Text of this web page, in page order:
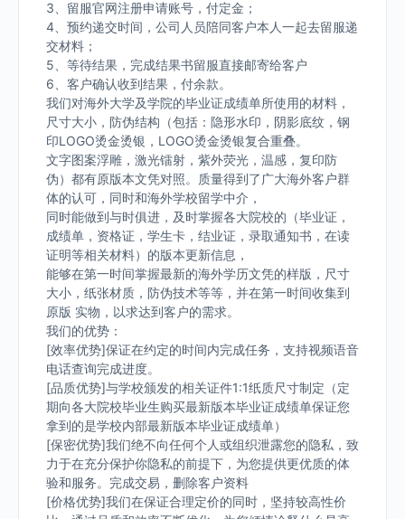
3、留服官网注册申请账号，付定金；
4、预约递交时间，公司人员陪同客户本人一起去留服递
交材料；
5、等待结果，完成结果书留服直接邮寄给客户
6、客户确认收到结果，付余款。
我们对海外大学及学院的毕业证成绩单所使用的材料，
尺寸大小，防伪结构（包括：隐形水印，阴影底纹，钢
印LOGO烫金烫银，LOGO烫金烫银复合重叠。
文字图案浮雕，激光镭射，紫外荧光，温感，复印防
伪）都有原版本文凭对照。质量得到了广大海外客户群
体的认可，同时和海外学校留学中介，
同时能做到与时俱进，及时掌握各大院校的（毕业证，
成绩单，资格证，学生卡，结业证，录取通知书，在读
证明等相关材料）的版本更新信息，
能够在第一时间掌握最新的海外学历文凭的样版，尺寸
大小，纸张材质，防伪技术等等，并在第一时间收集到
原版 实物，以求达到客户的需求。
我们的优势：
[效率优势]保证在约定的时间内完成任务，支持视频语音
电话查询完成进度。
[品质优势]与学校颁发的相关证件1:1纸质尺寸制定（定
期向各大院校毕业生购买最新版本毕业证成绩单保证您
拿到的是学校内部最新版本毕业证成绩单）
[保密优势]我们绝不向任何个人或组织泄露您的隐私，致
力于在充分保护你隐私的前提下，为您提供更优质的体
验和服务。完成交易，删除客户资料
[价格优势]我们在保证合理定价的同时，坚持较高性价